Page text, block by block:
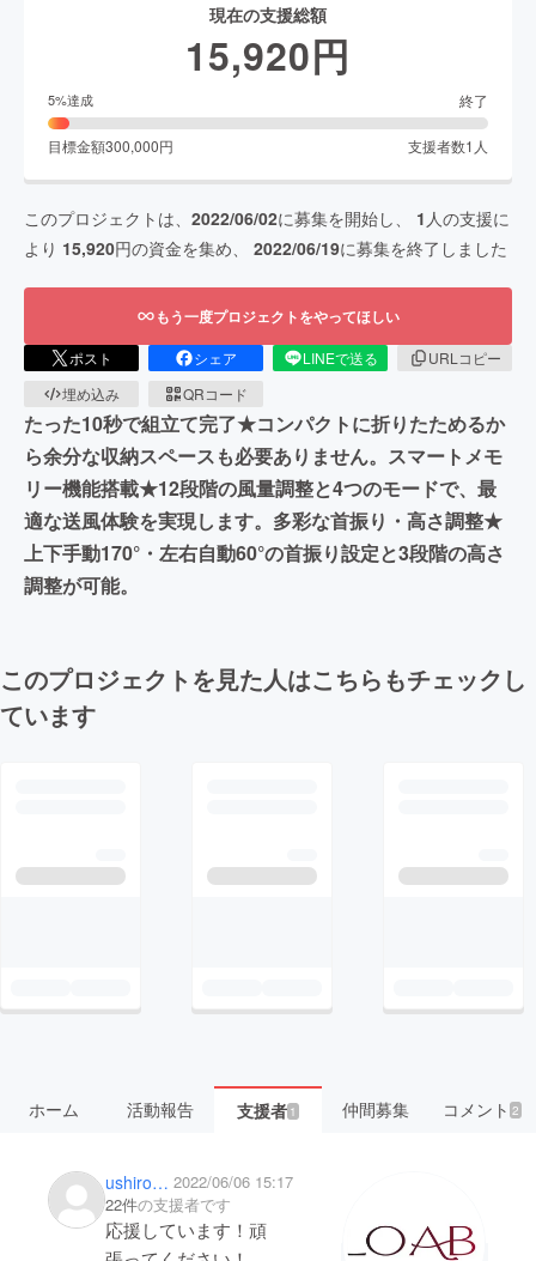
現在の支援総額
15,920円
5%達成 終了
目標金額300,000円 支援者数1 人
このプロジェクトは、 2022/06/02に募集を開始し、 1 人の支援に
より 15,920円の資金を集め、 2022/06/19に募集を終了しました
もう一度プロジェクトをやってほしい
ポスト シェア LINEで送る
URLコピー
埋め込み
QRコード
たった10秒で組立て完了★コンパクトに折りたためるか
ら余分な収納スペースも必要ありません。スマートメモ
リー機能搭載★12段階の風量調整と4つのモードで、最
適な送風体験を実現します。多彩な首振り・高さ調整★
上下手動170°・左右自動60°の首振り設定と3段階の高さ
調整が可能。
このプロジェクトを見た人はこちらもチェックし
ています
ホーム 活動報告 支援者 1 仲間募集 コメント 2
ushironeko77 2022/06/06 15:17
22件の支援者です
応援しています！頑